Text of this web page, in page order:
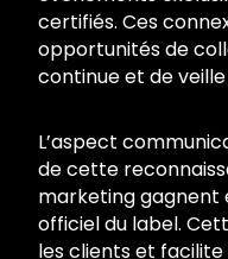
certifiés. Ces
opportunités de
continue et de
L’aspect
de cette
marketing gagnent
officiel du label.
les clients et